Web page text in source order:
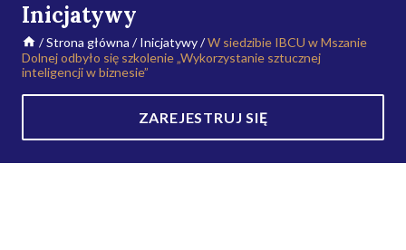
Inicjatywy
/Strona główna /Inicjatywy/W siedzibie IBCU w Mszanie
Dolnej odbyło się szkolenie „Wykorzystanie sztucznej
inteligencji w biznesie”
ZAREJESTRUJ SIĘ